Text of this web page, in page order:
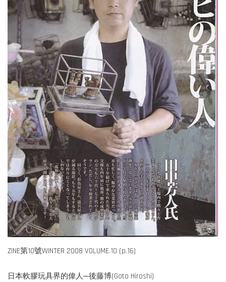
ZINE第10號WINTER 2008 VOLUME.10 (p.16)
日本軟膠玩具界的偉人─後藤博(Goto Hiroshi)